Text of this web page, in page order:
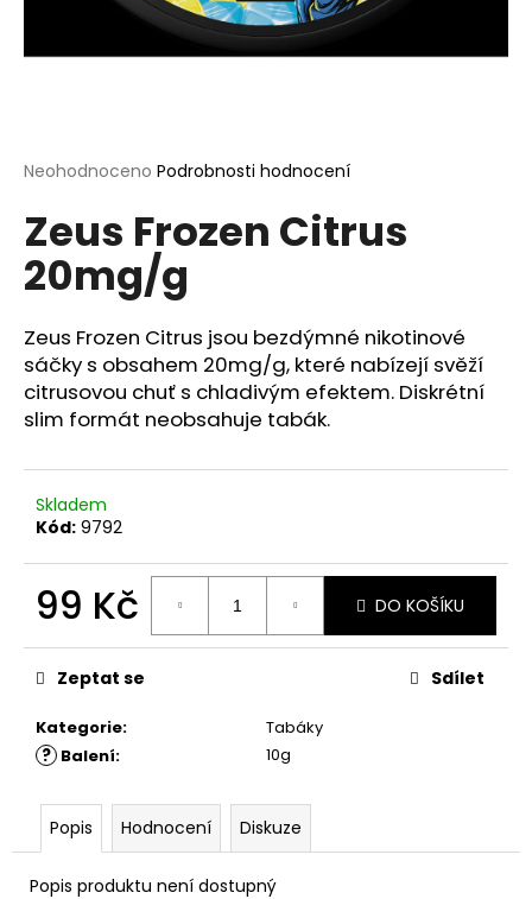
Průměrné
produktu
je
0,0
z
hvězdiček.
Neohodnoceno Podrobnosti hodnocení
Zeus Frozen Citrus
20mg/g
Zeus Frozen Citrus jsou bezdýmné nikotinové
sáčky s obsahem 20mg/g, které nabízejí svěží
citrusovou chuť s chladivým efektem. Diskrétní
slim formát neobsahuje tabák.
Skladem
Kód: 9792
99 Kč DO KOŠÍKU
Kategorie: Tabáky
? Balení: 10g
Zeptat se Sdílet
Popis Hodnocení Diskuze
Popis produktu není dostupný
j
D
o
p
u
č
u
m
e